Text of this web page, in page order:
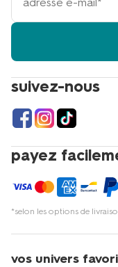
suivez-nous
payez
*selon les options de
vos univers